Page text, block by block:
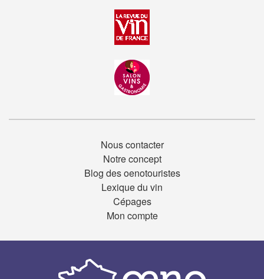
Nous contacter
Notre concept
Blog des oenotouristes
Lexique du vin
Cépages
Mon compte